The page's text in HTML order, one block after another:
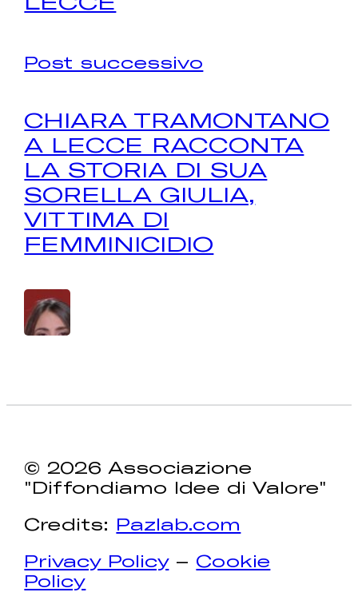
Post successivo
CHIARA TRAMONTANO
A LECCE RACCONTA
LA STORIA DI SUA
SORELLA GIULIA,
VITTIMA DI
FEMMINICIDIO
© 2026 Associazione
"Diffondiamo Idee di Valore"
Credits: Pazlab.com
Privacy Policy– Cookie
Policy